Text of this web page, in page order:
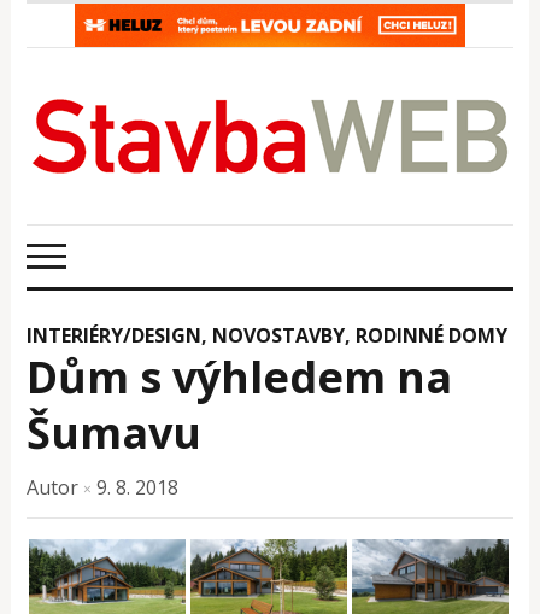
INTERIÉRY/DESIGN, NOVOSTAVBY, RODINNÉ DOMY
Dům s výhledem na
Šumavu
Autor × 9. 8. 2018